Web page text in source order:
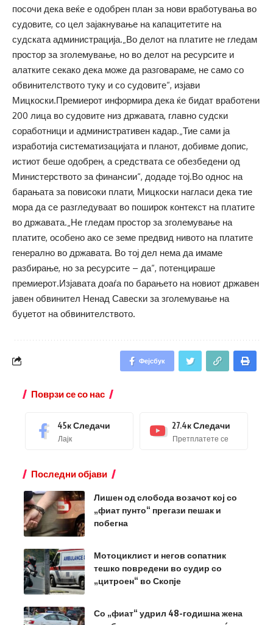
посочи дека веќе е одобрен план за нови вработувања во
судовите, со цел зајакнување на капацитетите на
судската администрација.„Во делот на платите не гледам
простор за зголемување, но во делот на ресурсите и
алатките секако дека може да разговараме, не само со
обвинителството туку и со судовите“, изјави
Мицкоски.Премиерот информира дека ќе бидат вработени
200 лица во судовите низ државата, главно судски
соработници и административен кадар.„Тие сами ја
изработија систематизацијата и планот, добивме допис,
истиот беше одобрен, а средствата се обезбедени од
Министерството за финансии“, додаде тој.Во однос на
барањата за повисоки плати, Мицкоски нагласи дека тие
мора да се разгледуваат во поширок контекст на платите
во државата.„Не гледам простор за зголемување на
платите, особено ако се земе предвид нивото на платите
генерално во државата. Во тој дел нема да имаме
разбирање, но за ресурсите – да“, потенцираше
премиерот.Изјавата доаѓа по барањето на новиот државен
јавен обвинител Ненад Савески за зголемување на
буџетот на обвинителството.
Фејсбук
Поврзи се со нас
45кСледачи
Лајк
27.4кСледачи
Претплатете се
Последни објави
Лишен од слобода возачот кој со
„фиат пунто“ прегази пешак и
побегна
Мотоциклист и негов сопатник
тешко повредени во судир со
„цитроен“ во Скопје
Со „фиат“ удрил 48-годишна жена